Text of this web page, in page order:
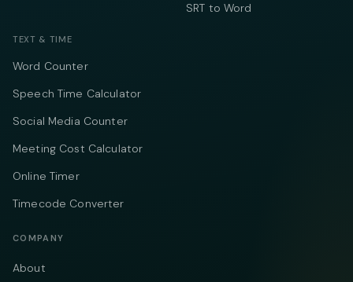
SRT to Word
TEXT & TIME
Word Counter
Speech Time Calculator
Social Media Counter
Meeting Cost Calculator
Online Timer
Timecode Converter
COMPANY
About